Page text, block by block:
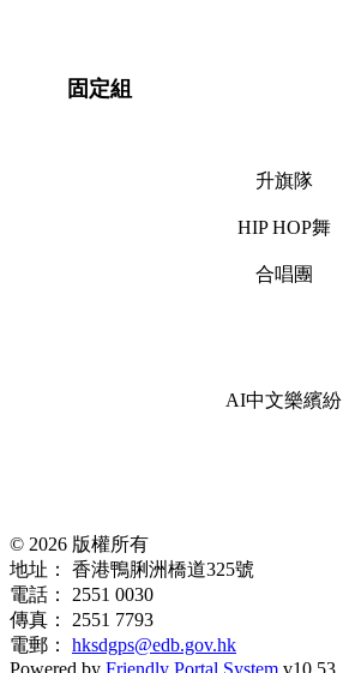
固定組
升旗隊
HIP HOP舞
合唱團
AI中文樂繽紛
© 2026 版權所有
地址：
香港鴨脷洲橋道325號
電話：
2551 0030
傳真：
2551 7793
電郵：
hksdgps@edb.gov.hk
Powered by Friendly Portal System v10.53